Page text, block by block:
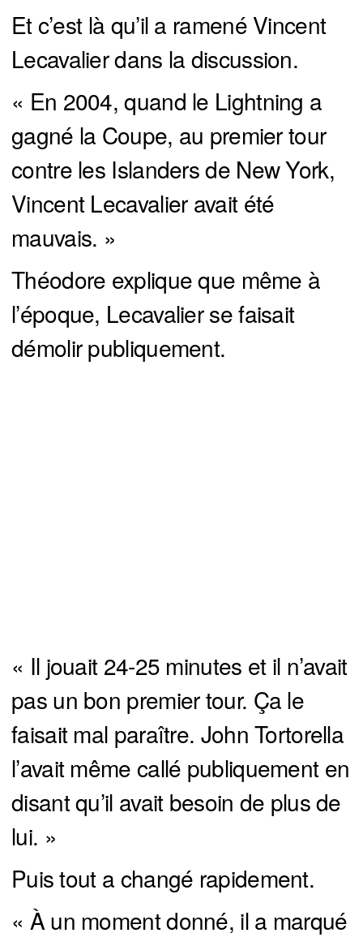
Et c’est là qu’il a ramené Vincent
Lecavalier dans la discussion.
« En 2004, quand le Lightning a
gagné la Coupe, au premier tour
contre les Islanders de New York,
Vincent Lecavalier avait été
mauvais. »
Théodore explique que même à
l’époque, Lecavalier se faisait
démolir publiquement.
« Il jouait 24-25 minutes et il n’avait
pas un bon premier tour. Ça le
faisait mal paraître. John Tortorella
l’avait même callé publiquement en
disant qu’il avait besoin de plus de
lui. »
Puis tout a changé rapidement.
« À un moment donné, il a marqué